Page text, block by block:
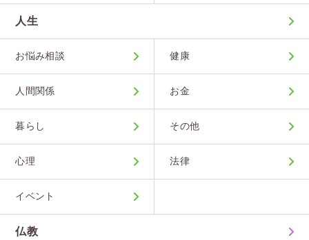
人生
お悩み相談 健康
人間関係 お金
暮らし その他
心理 法律
イベント
仏教